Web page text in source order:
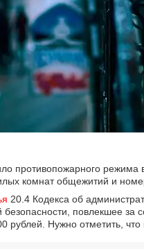
противопожарного
комнат общежитий и
20.4 Кодекса об
повлекшее за
Нужно отметить,